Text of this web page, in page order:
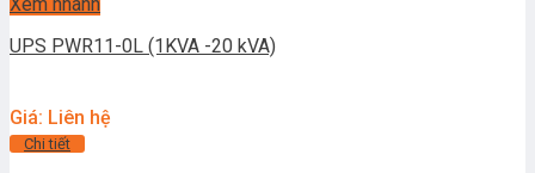
Xem nhanh
UPS PWR11-0L (1KVA -20 kVA)
Giá: Liên hệ
Chi tiết